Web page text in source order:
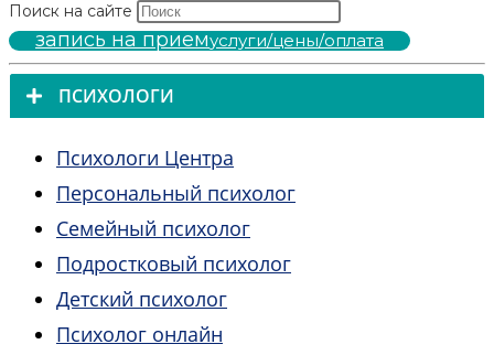
Поиск на сайте
запись на приемуслуги/цены/оплата
ПСИХОЛОГИ
Психологи Центра
Персональный психолог
Семейный психолог
Подростковый психолог
Детский психолог
Психолог онлайн